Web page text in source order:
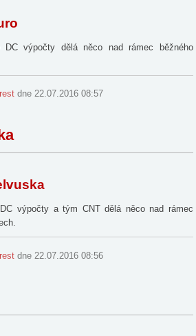
DC výpočty dělá něco nad rámec běžného
dne 22.07.2016 08:57
výpočty a tým CNT dělá něco nad rámec
dne 22.07.2016 08:56